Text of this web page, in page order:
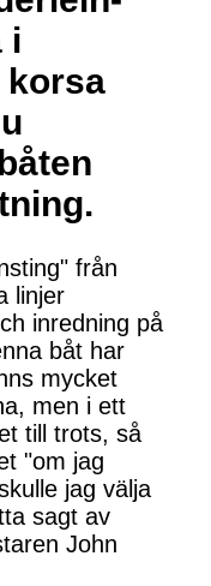
i
korsa
från
linjer
inredning på
båt har
mycket
men i ett
till trots, så
"om jag
jag välja
sagt av
John